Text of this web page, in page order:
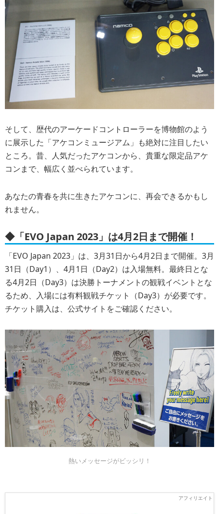
そして、歴代のアーケードコントローラーを博物館のよう
に展示した「アケコンミュージアム」も絶対に注目したい
ところ。昔、人気だったアケコンから、貴重な限定品アケ
コンまで、幅広く並べられています。
あなたの青春を共に生きたアケコンに、再会できるかもし
れません。
◆「EVO Japan 2023」は4月2日まで開催！
「EVO Japan 2023」は、3月31日から4月2日まで開催。3月
31日（Day1）、4月1日（Day2）は入場無料。最終日とな
る4月2日（Day3）は決勝トーナメントの観戦イベントとな
るため、入場には有料観戦チケット（Day3）が必要です。
チケット購入は、公式サイトをご確認ください。
熱いメッセージがビッシリ！